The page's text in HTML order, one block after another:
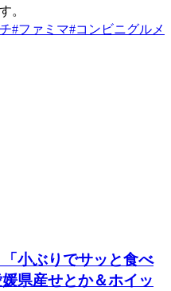
。
#ファミマ#コンビニグルメ
小ぶりでサッと食べ
県産せとか＆ホイッ